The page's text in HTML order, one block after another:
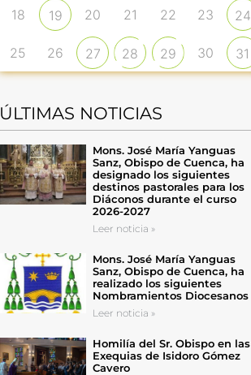
18 19 20 21 22 23 24
25 26 27 28 29 30 31
ÚLTIMAS NOTICIAS
Mons. José María Yanguas
Sanz, Obispo de Cuenca, ha
designado los siguientes
destinos pastorales para los
Diáconos durante el curso
2026-2027
Leer noticia »
Mons. José María Yanguas
Sanz, Obispo de Cuenca, ha
realizado los siguientes
Nombramientos Diocesanos
Leer noticia »
Homilía del Sr. Obispo en las
Exequias de Isidoro Gómez
Cavero